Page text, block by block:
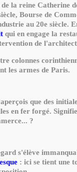
la reine Catherine
Bourse de
au 20e siècle.
qui en engage la
de
colonnes
les armes de Paris.
que des
en fer forgé.
?
s'élève
: ici se tient une